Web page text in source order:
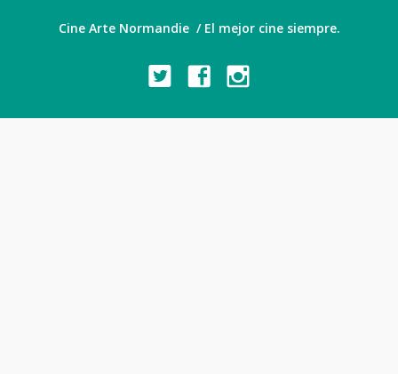
Cine Arte Normandie / El mejor cine siempre.